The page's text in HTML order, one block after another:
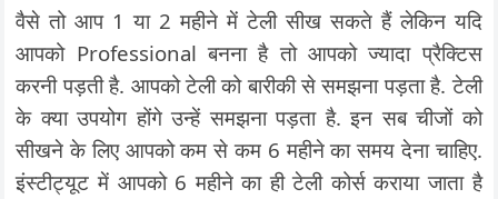
वैसे तो आप 1 या 2 महीने में टेली सीख सकते हैं लेकिन यदि
आपको Professional बनना है तो आपको ज्यादा प्रैक्टिस
करनी पड़ती है. आपको टेली को बारीकी से समझना पड़ता है. टेली
के क्या उपयोग होंगे उन्हें समझना पड़ता है. इन सब चीजों को
सीखने के लिए आपको कम से कम 6 महीने का समय देना चाहिए.
इंस्टीट्यूट में आपको 6 महीने का ही टेली कोर्स कराया जाता है